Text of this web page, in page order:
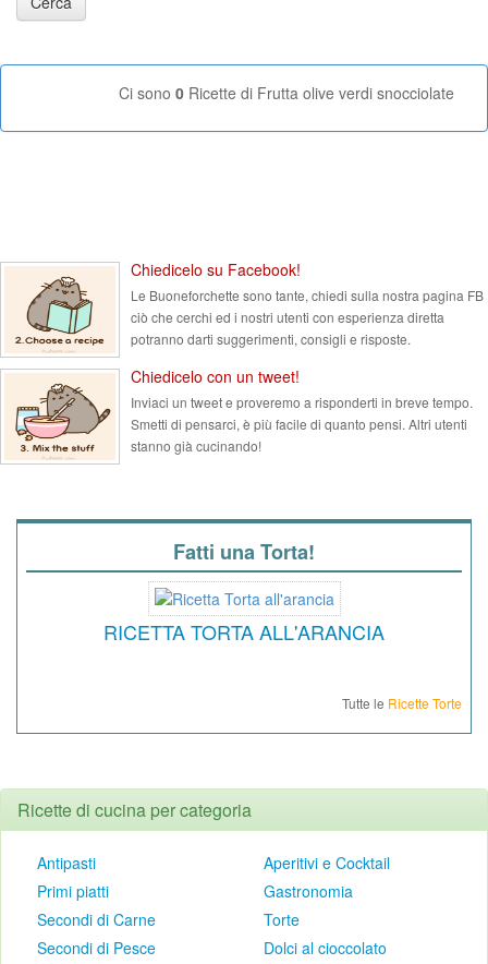
Ci sono 0 Ricette di Frutta olive verdi snocciolate
Chiedicelo su Facebook!
Le Buoneforchette sono tante, chiedi sulla nostra pagina FB
ciò che cerchi ed i nostri utenti con esperienza diretta
potranno darti suggerimenti, consigli e risposte.
Chiedicelo con un tweet!
Inviaci un tweet e proveremo a risponderti in breve tempo.
Smetti di pensarci, è più facile di quanto pensi. Altri utenti
stanno già cucinando!
Fatti una Torta!
RICETTA TORTA ALL'ARANCIA
Tutte le Ricette Torte
Ricette di cucina per categoria
Antipasti
Primi piatti
Secondi di Carne
Secondi di Pesce
Aperitivi e Cocktail
Gastronomia
Torte
Dolci al cioccolato